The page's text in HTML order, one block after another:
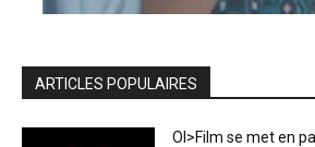
ARTICLES POPULAIRES
OI>Film se met en